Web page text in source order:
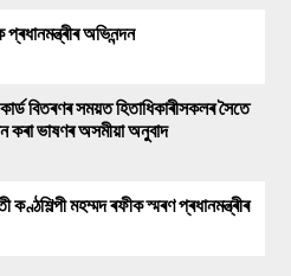
অভিনন্দন
বিতৰণৰ সময়ত হিতাধিকাৰীসকলৰ সৈতে
কৰা ভাষণৰ অসমীয়া অনুবাদ
মহম্মদ ৰফীক স্মৰণ প্ৰধানমন্ত্ৰীৰ